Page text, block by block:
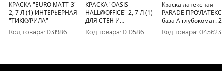
КРАСКА "EURO MATT-3"
2, 7 Л (1) ИНТЕРЬЕРНАЯ
"ТИККУРИЛА"
Код товара: 031986
КРАСКА "OASIS
HALL@OFFICE" 2, 7 Л (1)
ДЛЯ СТЕН И
ПОТОЛКОВ
УСТОЙЧИВАЯ К
Код товара: 010586
Краска латексная
PARADE
база А глубокомат.
7л Россия
Код товара: 045623